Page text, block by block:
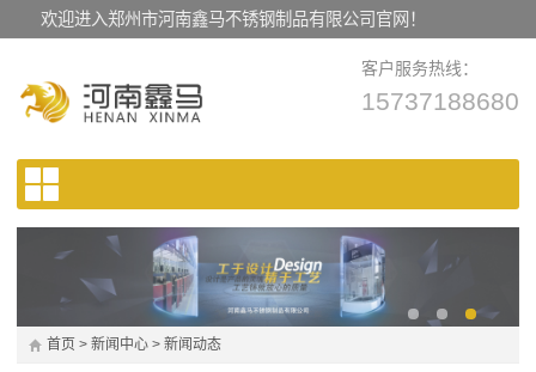
欢迎进入郑州市河南鑫马不锈钢制品有限公司官网！
客户服务热线：
15737188680
首页 > 新闻中心 > 新闻动态